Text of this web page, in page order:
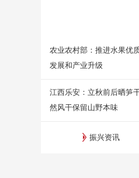
农业农村部：推进水果优
发展和产业升级
江西乐安：立秋前后晒笋
然风干保留山野本味
振兴资讯